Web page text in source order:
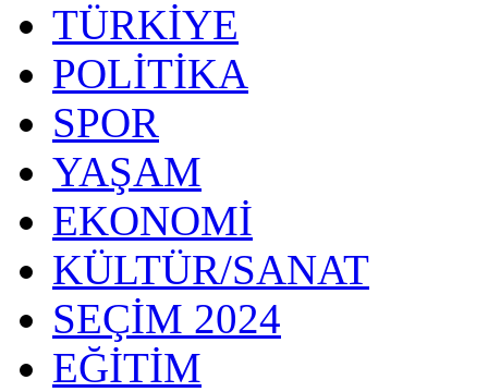
TÜRKİYE
POLİTİKA
SPOR
YAŞAM
EKONOMİ
KÜLTÜR/SANAT
SEÇİM 2024
EĞİTİM